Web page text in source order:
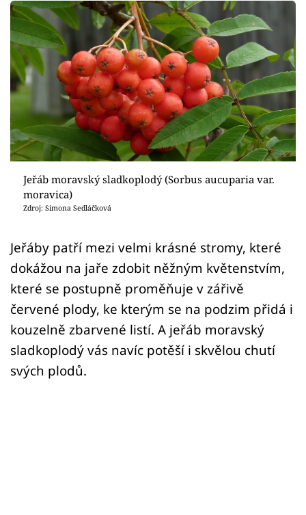
Design
Sledujte prima+
Přihlášení
Sledujte nás
Jeřáb moravský sladkoplodý (Sorbus aucuparia var.
moravica)
Zdroj: Simona Sedláčková
Jeřáby patří mezi velmi krásné stromy, které
dokážou na jaře zdobit něžným květenstvím,
které se postupně proměňuje v zářivě
červené plody, ke kterým se na podzim přidá i
kouzelně zbarvené listí. A jeřáb moravský
sladkoplodý vás navíc potěší i skvělou chutí
svých plodů.